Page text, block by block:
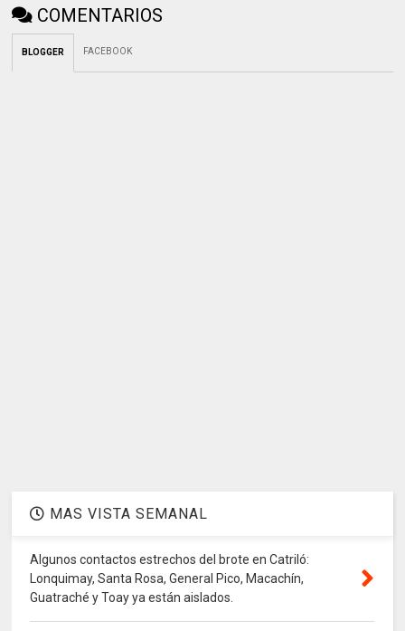
COMENTARIOS
BLOGGER FACEBOOK
MAS VISTA SEMANAL
Algunos contactos estrechos del brote en Catriló:
Lonquimay, Santa Rosa, General Pico, Macachín,
Guatraché y Toay ya están aislados.